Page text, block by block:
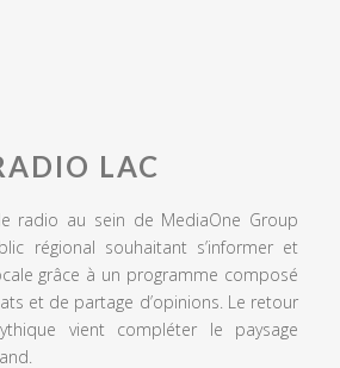
LAC
radio au sein de MediaOne Group
régional souhaitant s’informer et
grâce à un programme composé
et de partage d’opinions. Le retour
vient compléter le paysage